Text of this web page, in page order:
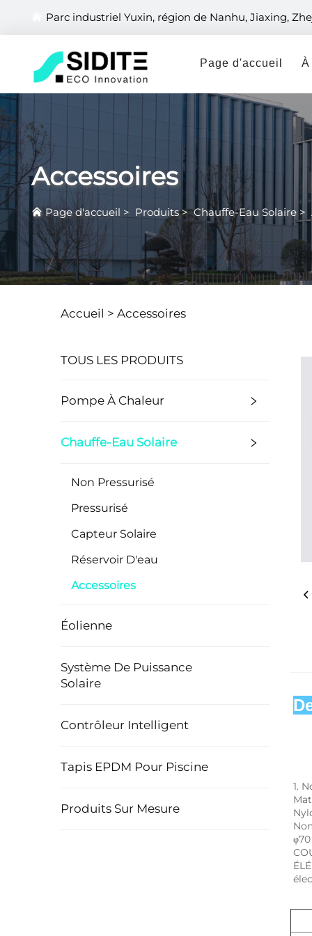
Parc industriel Yuxin, région de Nanhu, Jiaxing,
Page d'accueil À
Accessoires
Page d'accueil > Produits>Chauffe-Eau Solaire >
Accueil > Accessoires
TOUS LES PRODUITS
Pompe À Chaleur
Chauffe-Eau Solaire
Non Pressurisé
Pressurisé
Capteur Solaire
Réservoir D'eau
Accessoires
Éolienne
Système De Puissance
Solaire
Contrôleur Intelligent
Tapis EPDM Pour Piscine
Produits Sur Mesure
1.